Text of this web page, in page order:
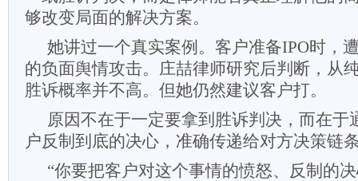
够改变局面的解决方案。
她讲过一个真实案例。客户准备IPO时，
的负面舆情攻击。庄喆律师研究后判断，从
胜诉概率并不高。但她仍然建议客户打。
原因不在于一定要拿到胜诉判决，而在于
户反制到底的决心，准确传递给对方决策链
“你要把客户对这个事情的愤怒、反制的